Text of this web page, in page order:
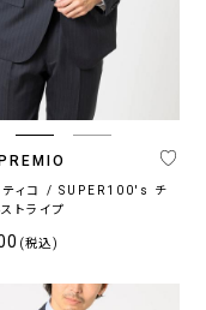
ティコ / SUPER100's チ
トライプ
(税込)